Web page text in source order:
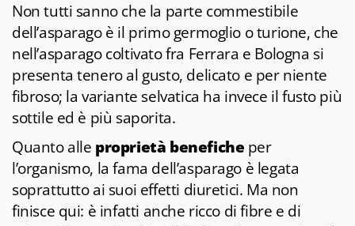
Non tutti sanno che la parte commestibile
dell’asparago è il primo germoglio o turione, che
nell’asparago coltivato fra Ferrara e Bologna si
presenta tenero al gusto, delicato e per niente
fibroso; la variante selvatica ha invece il fusto più
sottile ed è più saporita.
Quanto alle proprietà benefiche per
l’organismo, la fama dell’asparago è legata
soprattutto ai suoi effetti diuretici. Ma non
finisce qui: è infatti anche ricco di fibre e di